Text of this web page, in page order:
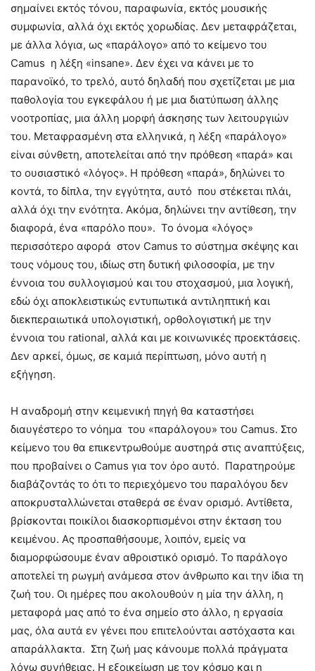
σημαίνει εκτός τόνου, παραφωνία, εκτός μουσικής
συμφωνία, αλλά όχι εκτός χορωδίας. Δεν μεταφράζεται,
με άλλα λόγια, ως «παράλογο» από το κείμενο του
Camus η λέξη «insane». Δεν έχει να κάνει με το
παρανοϊκό, το τρελό, αυτό δηλαδή που σχετίζεται με μια
παθολογία του εγκεφάλου ή με μια διατύπωση άλλης
νοοτροπίας, μια άλλη μορφή άσκησης των λειτουργιών
του. Μεταφρασμένη στα ελληνικά, η λέξη «παράλογο»
είναι σύνθετη, αποτελείται από την πρόθεση «παρά» και
το ουσιαστικό «λόγος». Η πρόθεση «παρά», δηλώνει το
κοντά, το δίπλα, την εγγύτητα, αυτό που στέκεται πλάι,
αλλά όχι την ενότητα. Ακόμα, δηλώνει την αντίθεση, την
διαφορά, ένα «παρόλο που». Το όνομα «λόγος»
περισσότερο αφορά στον Camus το σύστημα σκέψης και
τους νόμους του, ιδίως στη δυτική φιλοσοφία, με την
έννοια του συλλογισμού και του στοχασμού, μια λογική,
εδώ όχι αποκλειστικώς εντυπωτικά αντιληπτική και
διεκπεραιωτικά υπολογιστική, ορθολογιστική με την
έννοια του rational, αλλά και με κοινωνικές προεκτάσεις.
Δεν αρκεί, όμως, σε καμιά περίπτωση, μόνο αυτή η
εξήγηση.
Η αναδρομή στην κειμενική πηγή θα καταστήσει
διαυγέστερο το νόημα του «παράλογου» του Camus. Στο
κείμενο του θα επικεντρωθούμε αυστηρά στις αναπτύξεις,
που προβαίνει ο Camus για τον όρο αυτό. Παρατηρούμε
διαβάζοντάς το ότι το περιεχόμενο του παραλόγου δεν
αποκρυσταλλώνεται σταθερά σε έναν ορισμό. Αντίθετα,
βρίσκονται ποικίλοι διασκορπισμένοι στην έκταση του
κειμένου. Ας προσπαθήσουμε, λοιπόν, εμείς να
διαμορφώσουμε έναν αθροιστικό ορισμό. Το παράλογο
αποτελεί τη ρωγμή ανάμεσα στον άνθρωπο και την ίδια τη
ζωή του. Οι ημέρες που ακολουθούν η μία την άλλη, η
μεταφορά μας από το ένα σημείο στο άλλο, η εργασία
μας, όλα αυτά εν γένει που επιτελούνται αστόχαστα και
απαράλλακτα. Στη ζωή μας κάνουμε πολλά πράγματα
λόγω συνήθειας. Η εξοικείωση με τον κόσμο και η